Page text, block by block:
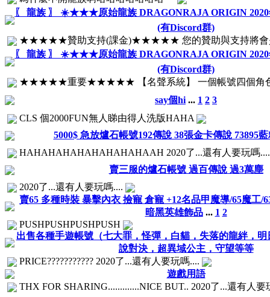
〖 龍族 〗 ☀️★★★原始龍族 DRAGONRAJA ORIGIN
(有Discord群)
★★★★★贊助支持(課金)★★★★★ 您的贊助與支持將會是
〖 龍族 〗 ☀️★★★原始龍族 DRAGONRAJA ORIGIN
(有Discord群)
★★★★★重要★★★★★ 【名聲系統】 一個帳號四個角色
say個hi ... 1 2 3
CLS 個2000FUN無人睇由得人洗版HAHA
5000$ 急放爐石帳號192傳說 38張金卡傳說 73895
HAHAHAHAHAHAHAHAHAAH 2020了...還有人要玩嗎
賣三服的爐石帳號 過百傳說 過3萬塵
2020了...還有人要玩嗎....
賣65 多種時裝 暴擊內衣 撿寵 倉寵 +12名品甲魔導/65魔工/
暗黑英雄飾品 ... 1 2
PUSHPUSHPUSHPUSH
出售各種手遊帳號（七大罪，怪彈，白貓，失落的龍絆，
說對決，超異域公主，守望等等
PRICE??????????? 2020了...還有人要玩嗎....
遊戲用語
THX FOR SHARING.............NICE BUT.. 2020了...還有人要